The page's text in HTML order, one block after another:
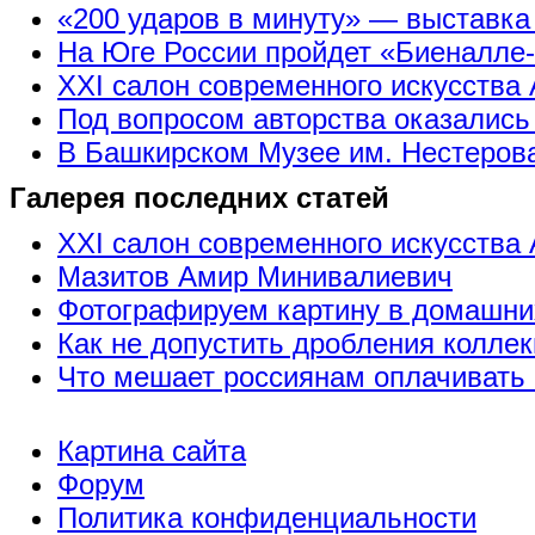
«200 ударов в минуту» —
На Юге России пройдет
XXI салон современного искусства
Под вопросом авторства
В Башкирском Музее им.
Галерея последних статей
XXI салон современного искусства
Мазитов Амир Минивалиевич
Фотографируем картину в
Как не допустить дробления
Что мешает россиянам
Картина сайта
Форум
Политика конфиденциальности